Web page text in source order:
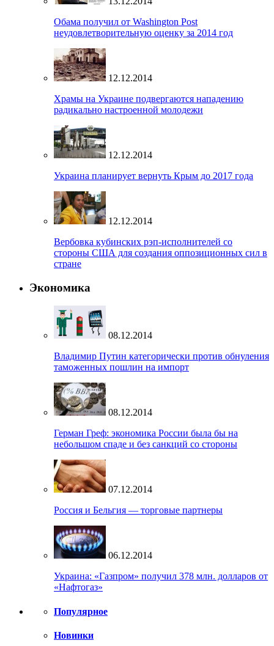
Обама получил от Washington Post
неудовлетворительную оценку за 2014 год
12.12.2014
Храмы на Украине подвергаются нападению
радикально настроенной молодежи
12.12.2014
Украина планирует вернуть Крым до 2017 года
12.12.2014
Вербовка кубинских рэп-исполнителей со
стороны США для создания оппозиционных сил в
стране
Экономика
08.12.2014
Владимир Путин категорически против обнуления
таможенных пошлин на импорт
08.12.2014
Герман Греф: экономика России была бы на
небольшом спаде и без санкций со стороны
07.12.2014
Россия и Бельгия — торговые партнеры
06.12.2014
Украина: «Газпром» получил 378 млн. долларов от
«Нафтогаз»
Популярное
Новинки